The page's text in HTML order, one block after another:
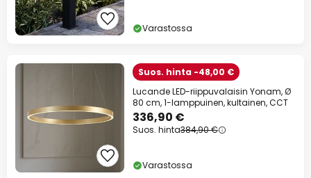
Varastossa
Suos. hinta -48,00 €
Lucande LED-riippuvalaisin Yonam, Ø
80 cm, 1-lamppuinen, kultainen, CCT
336,90 €
Suos. hinta384,90 €
Varastossa